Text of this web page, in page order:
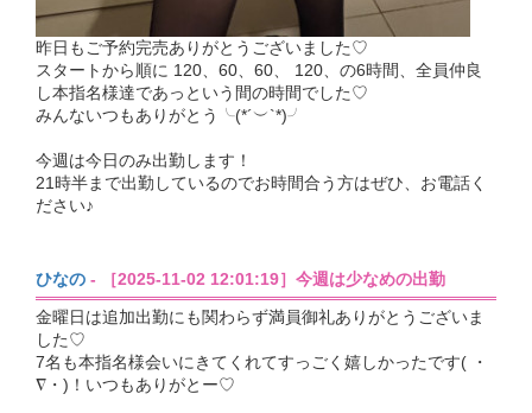
昨日もご予約完売ありがとうございました♡
スタートから順に 120、60、60、 120、の6時間、全員仲良
し本指名様達であっという間の時間でした♡
みんないつもありがとう╰(*´︶`*)╯
今週は今日のみ出勤します！
21時半まで出勤しているのでお時間合う方はぜひ、お電話く
ださい♪
ひなの - ［2025-11-02 12:01:19］今週は少なめの出勤
金曜日は追加出勤にも関わらず満員御礼ありがとうございま
した♡
7名も本指名様会いにきてくれてすっごく嬉しかったです( ・
∇・)！いつもありがとー♡